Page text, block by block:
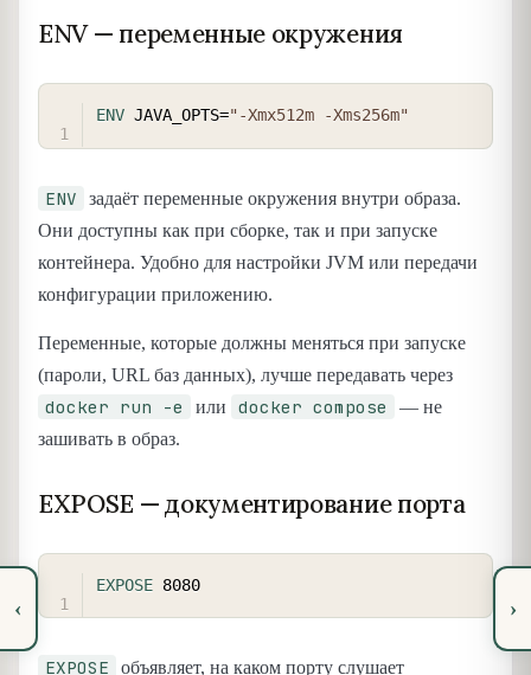
‹
ENV — переменные окружения
ENV JAVA_OPTS="-Xmx512m -Xms256m"
ENV
задаёт переменные окружения внутри образа.
Они доступны как при сборке, так и при запуске
контейнера. Удобно для настройки JVM или передачи
конфигурации приложению.
Переменные, которые должны меняться при запуске
(пароли, URL баз данных), лучше передавать через
docker run -e или docker compose
— не
зашивать в образ.
EXPOSE — документирование порта
EXPOSE 8080
EXPOSE
объявляет, на каком порту слушает
›